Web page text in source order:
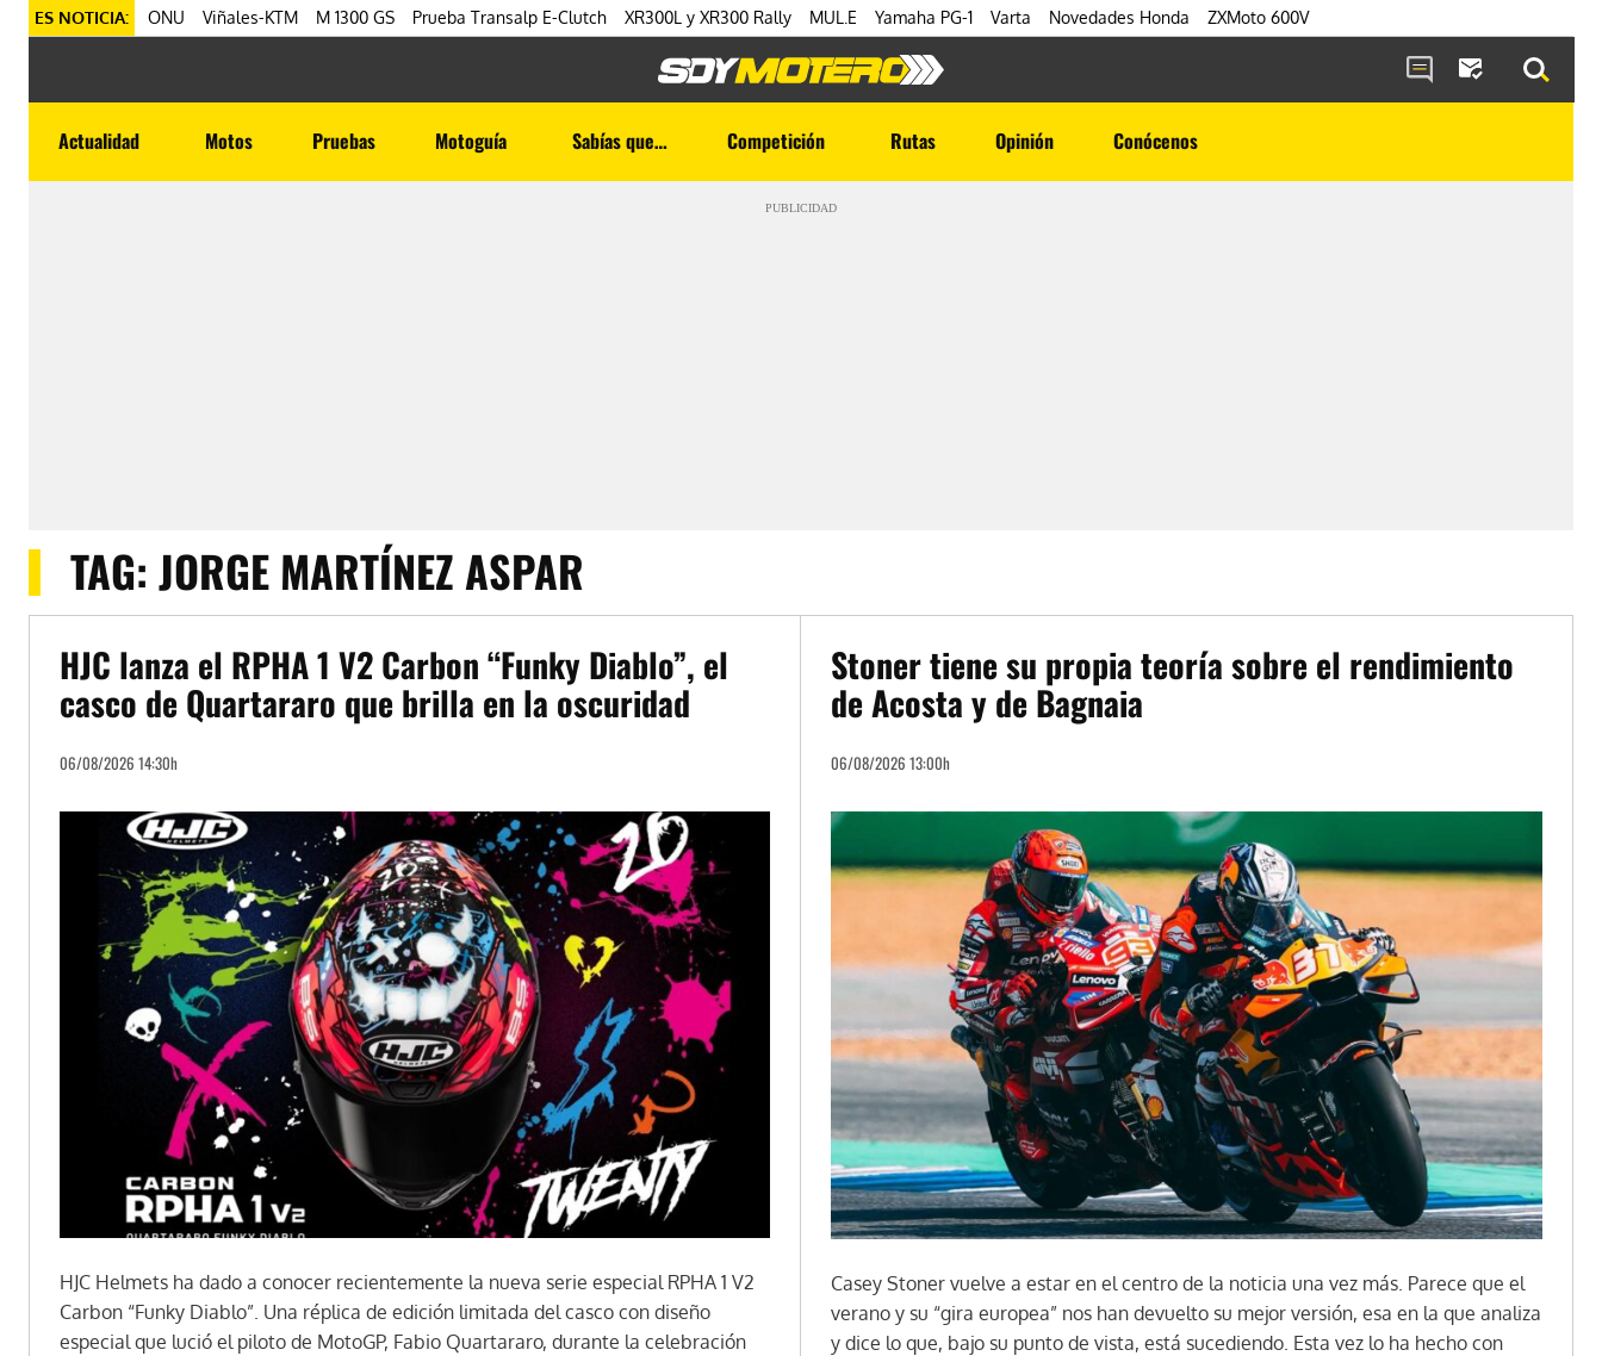
ES NOTICIA: ONU Viñales-KTM M 1300 GS Prueba Transalp E-Clutch XR300L y XR300 Rally MUL.E Yamaha PG-1 Varta Novedades Honda ZXMoto 600V
Actualidad Motos Pruebas Motoguía Sabías que… Competición Rutas Opinión Conócenos
PUBLICIDAD
TAG: JORGE MARTÍNEZ ASPAR
HJC lanza el RPHA 1 V2 Carbon “Funky Diablo”, el
casco de Quartararo que brilla en la oscuridad
06/08/2026 14:30h
HJC Helmets ha dado a conocer recientemente la nueva serie especial RPHA 1 V2
Carbon “Funky Diablo”. Una réplica de edición limitada del casco con diseño
especial que lució el piloto de MotoGP, Fabio Quartararo, durante la celebración
Stoner tiene su propia teoría sobre el rendimiento
de Acosta y de Bagnaia
06/08/2026 13:00h
Casey Stoner vuelve a estar en el centro de la noticia una vez más. Parece que el
verano y su “gira europea” nos han devuelto su mejor versión, esa en la que analiza
y dice lo que, bajo su punto de vista, está sucediendo. Esta vez lo ha hecho con